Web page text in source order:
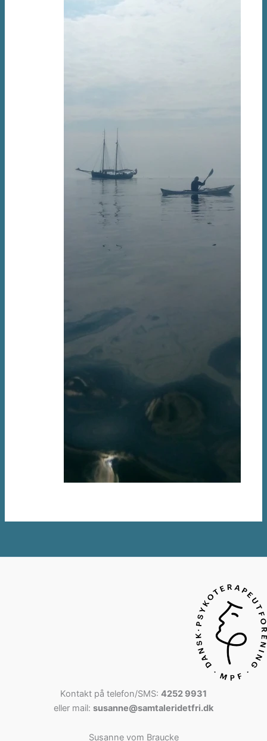
Kontakt på telefon/SMS: 4252 9931
eller mail: susanne@samtaleridetfri.dk
Susanne vom Braucke